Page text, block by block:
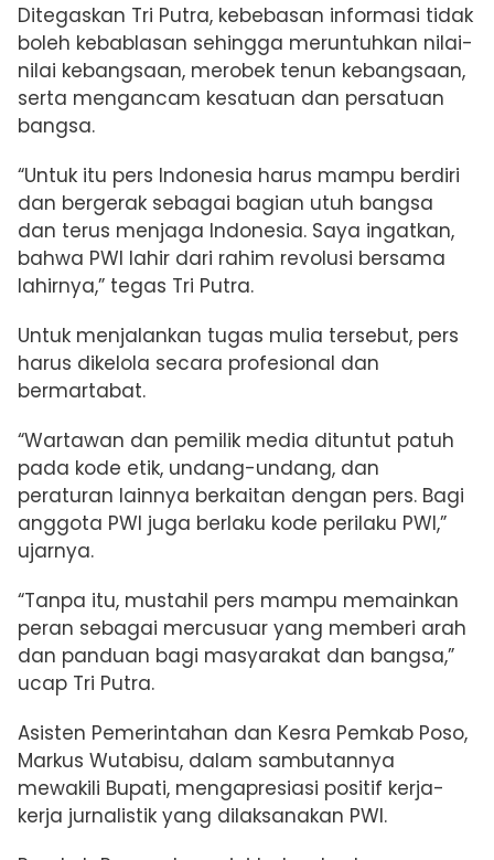
Ditegaskan Tri Putra, kebebasan informasi tidak
boleh kebablasan sehingga meruntuhkan nilai-
nilai kebangsaan, merobek tenun kebangsaan,
serta mengancam kesatuan dan persatuan
bangsa.
“Untuk itu pers Indonesia harus mampu berdiri
dan bergerak sebagai bagian utuh bangsa
dan terus menjaga Indonesia. Saya ingatkan,
bahwa PWI lahir dari rahim revolusi bersama
lahirnya,” tegas Tri Putra.
Untuk menjalankan tugas mulia tersebut, pers
harus dikelola secara profesional dan
bermartabat.
“Wartawan dan pemilik media dituntut patuh
pada kode etik, undang-undang, dan
peraturan lainnya berkaitan dengan pers. Bagi
anggota PWI juga berlaku kode perilaku PWI,”
ujarnya.
“Tanpa itu, mustahil pers mampu memainkan
peran sebagai mercusuar yang memberi arah
dan panduan bagi masyarakat dan bangsa,”
ucap Tri Putra.
Asisten Pemerintahan dan Kesra Pemkab Poso,
Markus Wutabisu, dalam sambutannya
mewakili Bupati, mengapresiasi positif kerja-
kerja jurnalistik yang dilaksanakan PWI.